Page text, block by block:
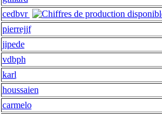
cedbvr
pierrejjf
jipede
vdbph
karl
houssaien
carmelo